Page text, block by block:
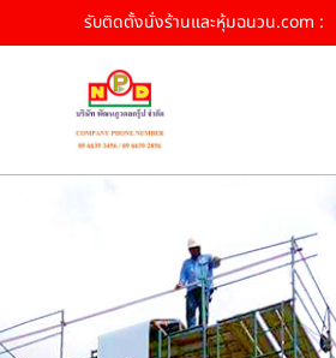
รับติดตั้งนั่งร้านและหุ้มฉนวน.com :